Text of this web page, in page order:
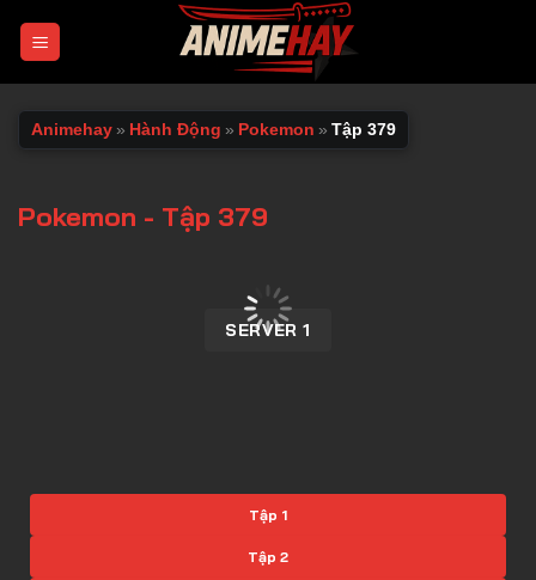
Animehay » Hành Động » Pokemon » Tập 379
Pokemon - Tập 379
SERVER 1
Tập 1
Tập 2